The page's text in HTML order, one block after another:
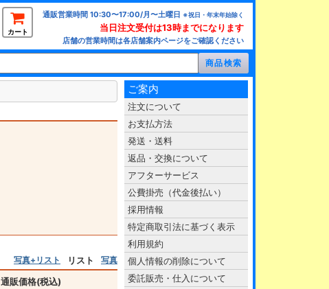
カート
通販営業時間 10:30〜17:00/月〜土曜日 ※祝日・年末年始除く
当日注文受付は13時までになります
店舗の営業時間は各店舗案内ページをご確認ください
写真+リスト リスト 写真
通販価格(税込)
ご案内
注文について
お支払方法
発送・送料
返品・交換について
アフターサービス
公費掛売（代金後払い）
採用情報
特定商取引法に基づく表示
利用規約
個人情報の削除について
委託販売・仕入について